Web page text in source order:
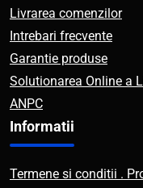
Livrarea comenzilor
Intrebari frecvente
Garantie produse
Solutionarea Online a
ANPC
Informatii
Termene si conditii .